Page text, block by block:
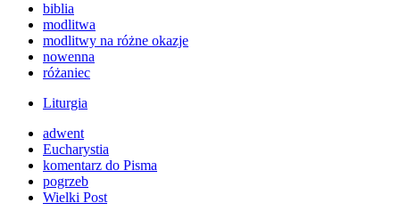
biblia
modlitwa
modlitwy na różne okazje
nowenna
różaniec
Liturgia
adwent
Eucharystia
komentarz do Pisma
pogrzeb
Wielki Post